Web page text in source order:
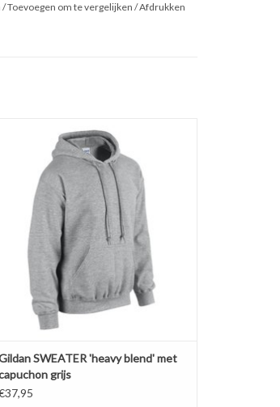
/Toevoegen om te vergelijken /Afdrukken
het merk Gildan. Verkrijgbaar in de maten S
t/m 5XL in zes klassieke kleuren.
Gemaakt van 50% katoen en 50% polyester
270 gr/m2. Regular fit.
Voorgekrompen met kangaroezak voor.
Dubbel doorgestikt op armsgaten,
TOEVOEGEN AAN WINKELWAGEN
SWEATER 'heavy blend' met
grijs